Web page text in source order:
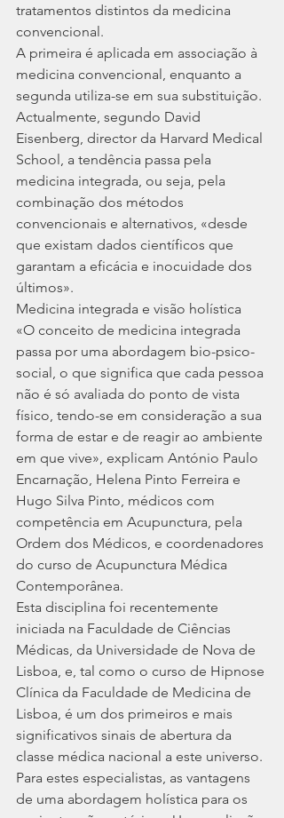
tratamentos distintos da medicina
convencional.
A primeira é aplicada em associação à
medicina convencional, enquanto a
segunda utiliza-se em sua substituição.
Actualmente, segundo David
Eisenberg, director da Harvard Medical
School, a tendência passa pela
medicina integrada, ou seja, pela
combinação dos métodos
convencionais e alternativos, «desde
que existam dados científicos que
garantam a eficácia e inocuidade dos
últimos».
Medicina integrada e visão holística
«O conceito de medicina integrada
passa por uma abordagem bio-psico-
social, o que significa que cada pessoa
não é só avaliada do ponto de vista
físico, tendo-se em consideração a sua
forma de estar e de reagir ao ambiente
em que vive», explicam António Paulo
Encarnação, Helena Pinto Ferreira e
Hugo Silva Pinto, médicos com
competência em Acupunctura, pela
Ordem dos Médicos, e coordenadores
do curso de Acupunctura Médica
Contemporânea.
Esta disciplina foi recentemente
iniciada na Faculdade de Ciências
Médicas, da Universidade de Nova de
Lisboa, e, tal como o curso de Hipnose
Clínica da Faculdade de Medicina de
Lisboa, é um dos primeiros e mais
significativos sinais de abertura da
classe médica nacional a este universo.
Para estes especialistas, as vantagens
de uma abordagem holística para os